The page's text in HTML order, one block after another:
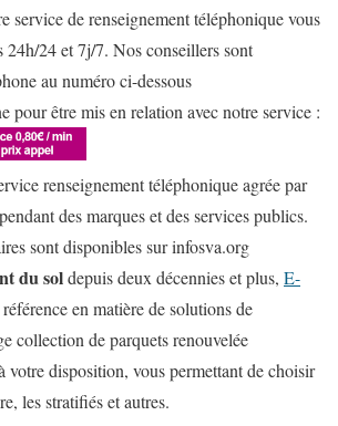
service de renseignement téléphonique vous
24h/24 et 7j/7. Nos conseillers sont
au numéro ci-dessous
pour être mis en relation avec notre service :
renseignement téléphonique agrée par
des marques et des services publics.
sont disponibles sur infosva.org
du soldepuis deux décennies et plus, E-
en matière de solutions de
collection de parquets renouvelée
votre disposition, vous permettant de choisir
les stratifiés et autres.